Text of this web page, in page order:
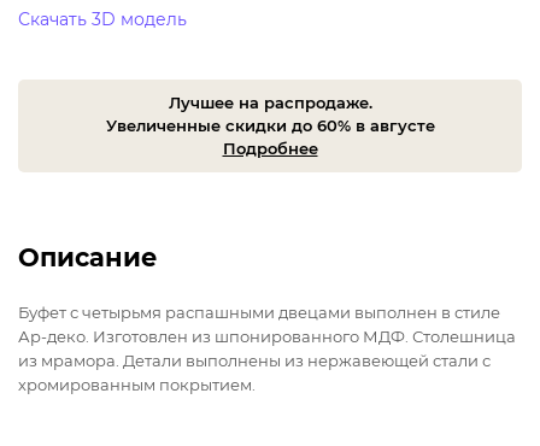
Скачать 3D модель
Лучшее на распродаже.
Увеличенные скидки до 60% в августе
Подробнее
Описание
Буфет с четырьмя распашными двецами выполнен в стиле
Ар-деко. Изготовлен из шпонированного МДФ. Столешница
из мрамора. Детали выполнены из нержавеющей стали с
хромированным покрытием.